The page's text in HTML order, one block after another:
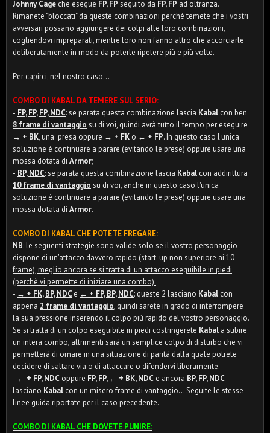
Johnny Cage che esegue FP, FP seguito da FP, FP ad oltranza.
Rimanete "bloccati" da queste combinazioni perchè temete che i vostri
avversari possano aggiungere dei colpi alle loro combinazioni,
cogliendovi impreparati, mentre loro non fanno altro che accorciarle
deliberatamente in modo da poterle ripetere più e più volte.
Per capirci, nel nostro caso...
COMBO DI KABAL DA TEMERE SUL SERIO:
- FP, FP, FP, NDC: se parata questa combinazione lascia Kabal con ben
8 frame di vantaggio su di voi, quindi avrà tutto il tempo per eseguire
→ + BK, una presa oppure → + FK o ← + FP. In questo caso l'unica
soluzione è continuare a parare (evitando le prese) oppure usare una
mossa dotata di Armor;
- BP, NDC: se parata questa combinazione lascia Kabal con addirittura
10 frame di vantaggio su di voi, anche in questo caso l'unica
soluzione è continuare a parare (evitando le prese) oppure usare una
mossa dotata di Armor.
COMBO DI KABAL CHE POTETE FREGARE:
NB:le seguenti strategie sono valide solo se il vostro personaggio
dispone di un'attacco davvero rapido (start-up non superiore ai 10
frame), meglio ancora se si tratta di un attacco eseguibile in piedi
(perchè vi permette di iniziare una combo).
- → + FK, BP, NDC e ← + FP, BP, NDC: queste 2 lasciano Kabal con
appena 2 frame di vantaggio, quindi sarete in grado di interrompere
la sua pressione inserendo il colpo più rapido del vostro personaggio.
Se si tratta di un colpo eseguibile in piedi costringerete Kabal a subire
un'intera combo, altrimenti sarà un semplice colpo di disturbo che vi
permetterà di ornare in una situazione di parità dalla quale potrete
decidere di saltare via o di attaccare o difendervi liberamente.
- ← + FP, NDC oppure FP, FP, ← + BK, NDC e ancora BP, FP, NDC
lasciano Kabal con un misero frame di vantaggio... Seguite le stesse
linee guida riportate per il caso precedente.
COMBO DI KABAL CHE DOVETE PUNIRE: